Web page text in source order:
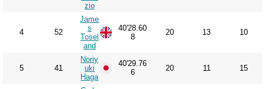
zio
4 52
Jame
s
Tosel
and
40'28.60
8
20 13 10
5 41
Noriy
uki
Haga
40'29.76
6
20 11 15